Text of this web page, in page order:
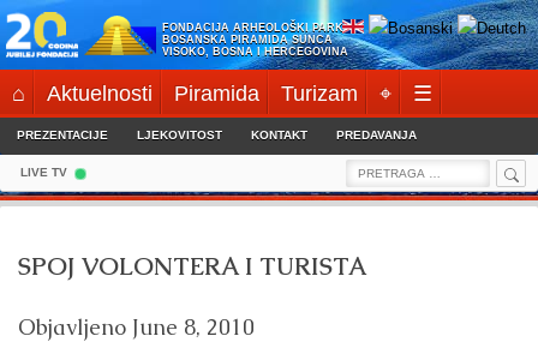
Skip
to
content
FONDACIJA ARHEOLOŠKI PARK:
BOSANSKA PIRAMIDA SUNCA
VISOKO, BOSNA I HERCEGOVINA
⌂ Aktuelnosti Piramida Turizam ⌖ ☰
PREZENTACIJE LJEKOVITOST KONTAKT PREDAVANJA
LIVE TV
Search
for:
SPOJ VOLONTERA I TURISTA
Objavljeno June 8, 2010